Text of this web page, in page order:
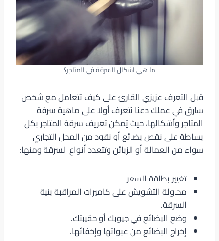
ما هي اشكال السرقة في المتاجر؟
قبل التعرف عزيزي القارئ على كيف تتعامل مع شخص
سارق في عملك دعنا نتعرف أولا على ماهية سرقة
المتاجر وأشكالها، حيث يُمكن تعريف سرقة المتاجر بكل
بساطة على نقص بضائع أو نقود من المحل التجاري
سواء من العمالة أو الزبائن وتتعدد أنواع السرقة ومنها:
تغيير بطاقة السعر .
محاولة التشويش على كاميرات المراقبة بنية
السرقة.
وضع البضائع في جيوبك أو حقيبتك.
إخراج البضائع من عبواتها وإخفائها.